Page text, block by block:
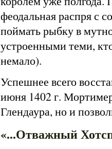
феодальная распря с
поймать рыбку в
устроенными теми,
немало).
Успешнее всего
июня 1402 г.
Глендаура, но и
«...Отважный